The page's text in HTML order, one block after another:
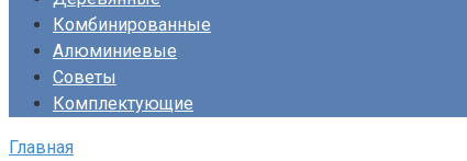
Комбинированные
Алюминиевые
Советы
Комплектующие
Главная